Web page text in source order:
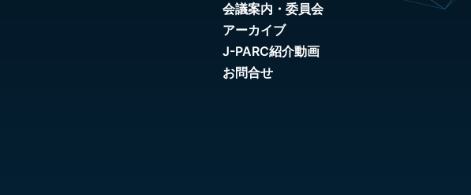
会議案内・委員会
アーカイブ
J-PARC紹介動画
お問合せ